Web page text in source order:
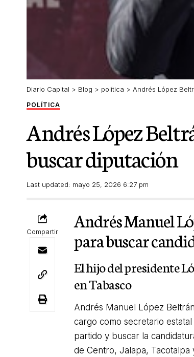
Diario Capital > Blog > política > Andrés López
POLÍTICA
Andrés López
buscar diputación
Last updated: mayo 25, 2026 6:27 pm
Compartir
Andrés Manuel
para buscar
El hijo del presidente
en Tabasco
Andrés Manuel López
cargo como secretario
partido y buscar la
de Centro, Jalapa, Tacotalpa